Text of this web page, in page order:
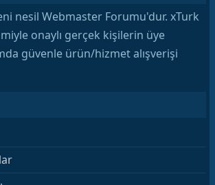
nesil Webmaster Forumu'dur. xTurk
onaylı gerçek kişilerin üye
güvenle ürün/hizmet alışverişi